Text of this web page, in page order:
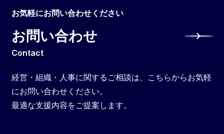
お気軽にお問い合わせください
お問い合わせ
Contact
経営・組織・人事に関するご相談は、こちらからお気軽
にお問い合わせください。
最適な支援内容をご提案します。